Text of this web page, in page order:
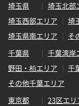
埼玉県
埼玉北部
埼玉西部エリア
埼
埼玉県南エリア
そ
千葉県
千葉湾岸
野田・柏エリア
千
その他千葉エリア
東京都
23区エリ